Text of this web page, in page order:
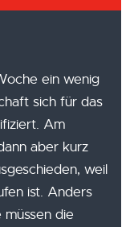
ein wenig
sich für das
Am
aber kurz
weil
ist. Anders
die